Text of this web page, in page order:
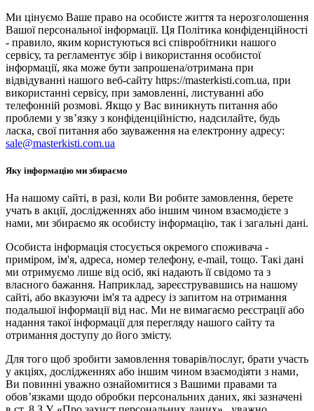
Ми цінуємо Ваше право на особисте життя та нерозголошення
Вашої персональної інформації. Ця Політика конфіденційності
- правило, яким користуються всі співробітники нашого
сервісу, та регламентує збір і використання особистої
інформації, яка може бути запрошена/отримана при
відвідуванні нашого веб-сайту https://masterkisti.com.ua, при
використанні сервісу, при замовленні, листуванні або
телефонній розмові. Якщо у Вас виникнуть питання або
проблеми у зв’язку з конфіденційністю, надсилайте, будь
ласка, свої питання або зауваження на електронну адресу:
sale@masterkisti.com.ua
Яку інформацію ми збираємо
На нашому сайті, в разі, коли Ви робите замовлення, берете
учать в акції, дослідженнях або іншим чином взаємодієте з
нами, ми збираємо як особисту інформацію, так і загальні дані.
Особиста інформація стосується окремого споживача -
приміром, ім'я, адреса, номер телефону, e-mail, тощо. Такі дані
ми отримуємо лише від осіб, які надають її свідомо та з
власного бажання. Наприклад, зареєструвавшись на нашому
сайті, або вказуючи ім'я та адресу із запитом на отримання
подальшої інформації від нас. Ми не вимагаємо реєстрації або
надання такої інформації для перегляду нашого сайту та
отримання доступу до його змісту.
Для того щоб зробити замовлення товарів/послуг, брати участь
у акціях, дослідженнях або іншим чином взаємодіяти з нами,
Ви повинні уважно ознайомитися з Вашими правами та
обов’язками щодо обробки персональних даних, які зазначені